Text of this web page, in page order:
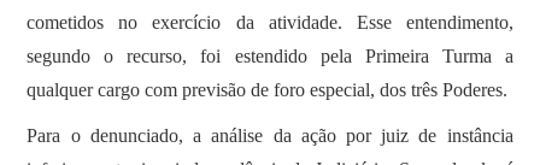
cometidos no exercício da atividade. Esse entendimento,
segundo o recurso, foi estendido pela Primeira Turma a
qualquer cargo com previsão de foro especial, dos três Poderes.
Para o denunciado, a análise da ação por juiz de instância